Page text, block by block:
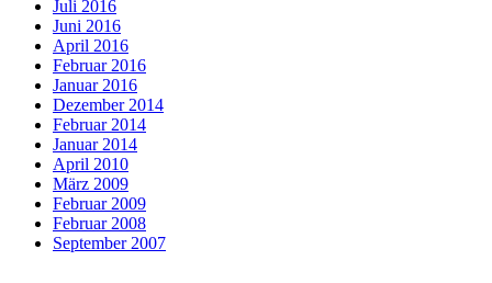
Juli 2016
Juni 2016
April 2016
Februar 2016
Januar 2016
Dezember 2014
Februar 2014
Januar 2014
April 2010
März 2009
Februar 2009
Februar 2008
September 2007